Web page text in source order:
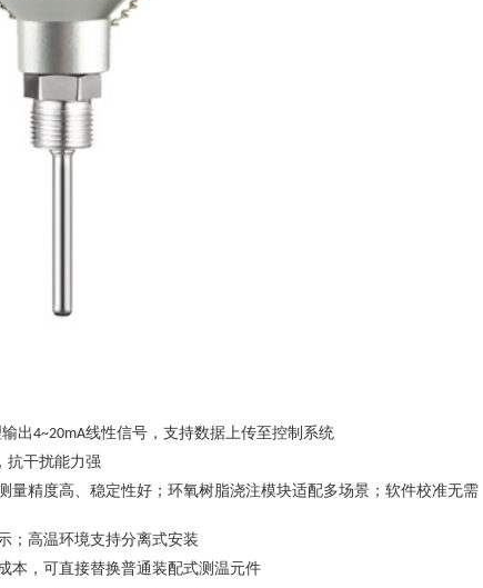
出4~20mA线性信号，支持数据上传至控制系统
抗干扰能力强
量精度高、稳定性好；环氧树脂浇注模块适配多场景；软件校准无需
；高温环境支持分离式安装
本，可直接替换普通装配式测温元件